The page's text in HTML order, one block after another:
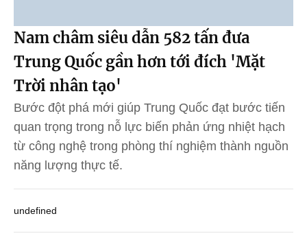
Nam châm siêu dẫn 582 tấn đưa
Trung Quốc gần hơn tới đích 'Mặt
Trời nhân tạo'
Bước đột phá mới giúp Trung Quốc đạt bước tiến
quan trọng trong nỗ lực biến phản ứng nhiệt hạch
từ công nghệ trong phòng thí nghiệm thành nguồn
năng lượng thực tế.
undefined